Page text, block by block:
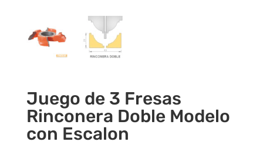
Juego de 3 Fresas
Rinconera Doble Modelo
con Escalon